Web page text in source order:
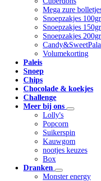
Mega zure
Snoepzakjes 100gr
Snoepzakjes 150gr
Snoepzakjes 200gr
Volumekorting
Paleis
Snoep
Chips
Chocolade & koekjes
Challenge
Meer bij ons
Lolly's
Popcorn
Suikerspin
Kauwgom
nootjes keuzes
Box
Dranken
Monster energy